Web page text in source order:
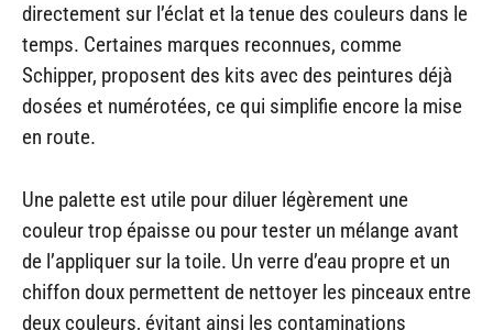
directement sur l’éclat et la tenue des couleurs dans le
temps. Certaines marques reconnues, comme
Schipper, proposent des kits avec des peintures déjà
dosées et numérotées, ce qui simplifie encore la mise
en route.
Une palette est utile pour diluer légèrement une
couleur trop épaisse ou pour tester un mélange avant
de l’appliquer sur la toile. Un verre d’eau propre et un
chiffon doux permettent de nettoyer les pinceaux entre
deux couleurs, évitant ainsi les contaminations